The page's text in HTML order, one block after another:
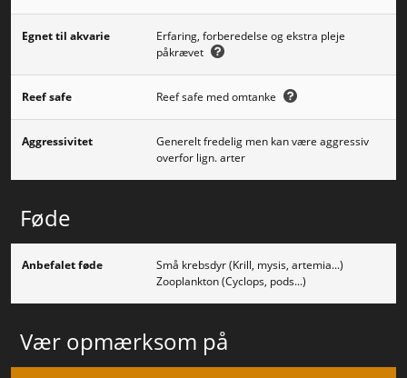
Egnet til akvarie
Erfaring, forberedelse og ekstra pleje
påkrævet
Reef safe Reef safe med omtanke
Aggressivitet
Generelt fredelig men kan være aggressiv
overfor lign. arter
Føde
Anbefalet føde
Små krebsdyr (Krill, mysis, artemia...)
Zooplankton (Cyclops, pods...)
Vær opmærksom på